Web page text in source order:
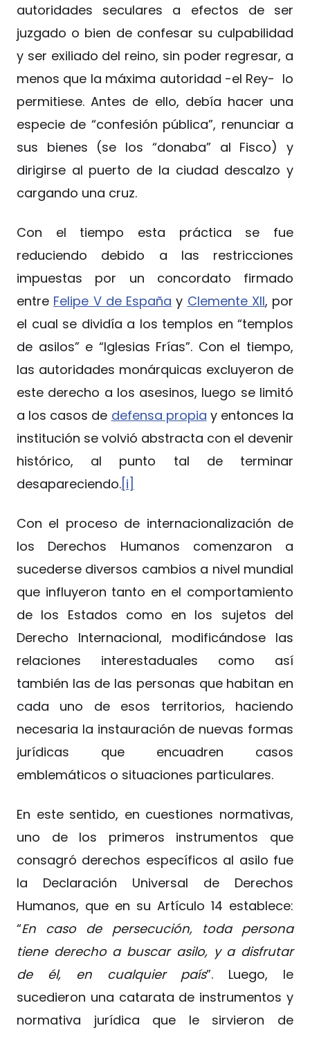
autoridades seculares a efectos de ser
juzgado o bien de confesar su culpabilidad
y ser exiliado del reino, sin poder regresar, a
menos que la máxima autoridad -el Rey- lo
permitiese. Antes de ello, debía hacer una
especie de “confesión pública”, renunciar a
sus bienes (se los “donaba” al Fisco) y
dirigirse al puerto de la ciudad descalzo y
cargando una cruz.
Con el tiempo esta práctica se fue
reduciendo debido a las restricciones
impuestas por un concordato firmado
entre Felipe V de España y Clemente XII, por
el cual se dividía a los templos en “templos
de asilos” e “Iglesias Frías”. Con el tiempo,
las autoridades monárquicas excluyeron de
este derecho a los asesinos, luego se limitó
a los casos de defensa propia y entonces la
institución se volvió abstracta con el devenir
histórico, al punto tal de terminar
desapareciendo.[i]
Con el proceso de internacionalización de
los Derechos Humanos comenzaron a
sucederse diversos cambios a nivel mundial
que influyeron tanto en el comportamiento
de los Estados como en los sujetos del
Derecho Internacional, modificándose las
relaciones interestaduales como así
también las de las personas que habitan en
cada uno de esos territorios, haciendo
necesaria la instauración de nuevas formas
jurídicas que encuadren casos
emblemáticos o situaciones particulares.
En este sentido, en cuestiones normativas,
uno de los primeros instrumentos que
consagró derechos específicos al asilo fue
la Declaración Universal de Derechos
Humanos, que en su Artículo 14 establece:
“En caso de persecución, toda persona
tiene derecho a buscar asilo, y a disfrutar
de él, en cualquier país”. Luego, le
sucedieron una catarata de instrumentos y
normativa jurídica que le sirvieron de